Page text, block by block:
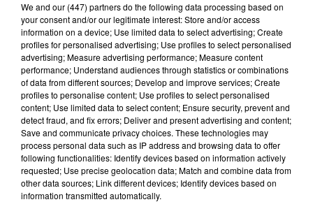
Lecture (3 min 16 sec)
100%
We and our (447) partnersdo the following data processing based on
your consent and/or our legitimate interest: Store and/or access
information on a device; Use limited data to select advertising; Create
profiles for personalised advertising; Use profiles to select personalised
advertising; Measure advertising performance; Measure content
performance; Understand audiences through statistics or combinations
of data from different sources; Develop and improve services; Create
profiles to personalise content; Use profiles to select personalised
content; Use limited data to select content; Ensure security, prevent and
detect fraud, and fix errors; Deliver and present advertising and content;
Save and communicate privacy choices. These technologies may
process personal data such as IP address and browsing data to offer
following functionalities: Identify devices based on information actively
requested; Use precise geolocation data; Match and combine data from
other data sources; Link different devices; Identify devices based on
information transmitted automatically.